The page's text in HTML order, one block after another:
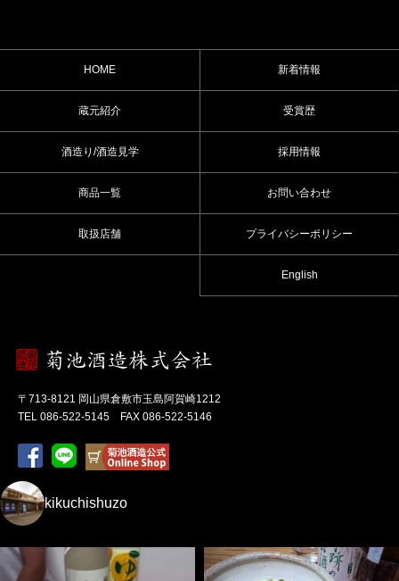
HOME
蔵元紹介
酒造り/酒造見学
商品一覧
取扱店舗
新着情報
受賞歴
採用情報
お問い合わせ
プライバシーポリシー
English
〒713-8121 岡山県倉敷市玉島阿賀崎1212
TEL 086-522-5145 FAX 086-522-5146
kikuchishuzo